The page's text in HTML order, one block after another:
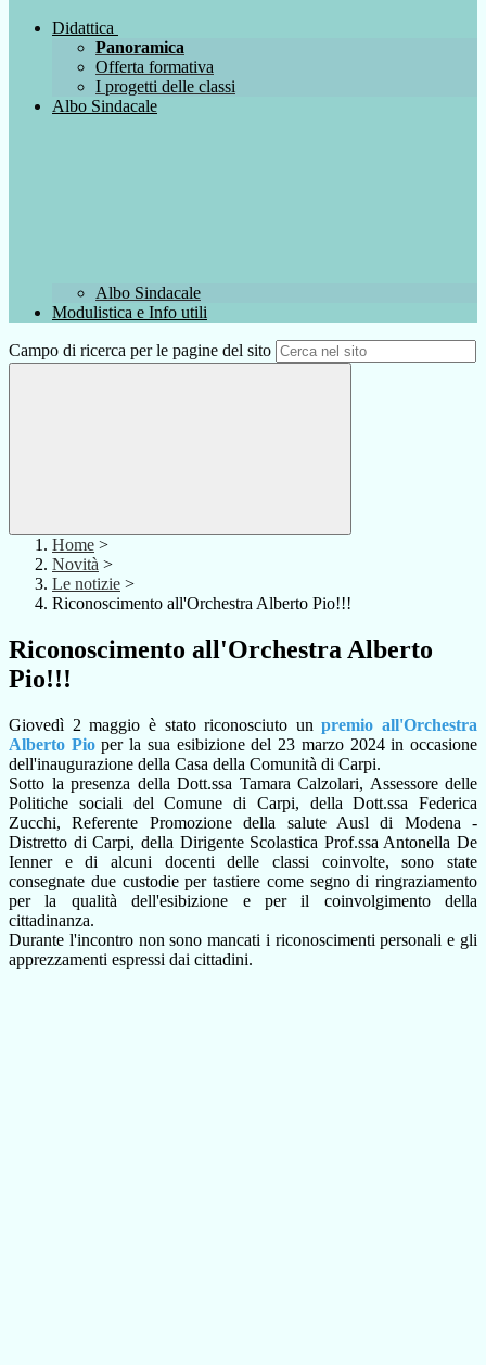
Didattica
Panoramica
Offerta formativa
I progetti delle classi
Albo Sindacale
Albo Sindacale
Modulistica e Info utili
Campo di ricerca per le pagine del sito
Home >
Novità >
Le notizie >
Riconoscimento all'Orchestra Alberto Pio!!!
Riconoscimento all'Orchestra Alberto
Pio!!!
Giovedì 2 maggio è stato riconosciuto unpremio all'Orchestra
Alberto Pioper la sua esibizione del 23 marzo 2024 in occasione
dell'inaugurazione della Casa della Comunità di Carpi.
Sotto la presenza della Dott.ssa Tamara Calzolari, Assessore delle
Politiche sociali del Comune di Carpi, della Dott.ssa Federica
Zucchi, Referente Promozione della salute Ausl di Modena -
Distretto di Carpi, della Dirigente Scolastica Prof.ssa Antonella De
Ienner e di alcuni docenti delle classi coinvolte, sono state
consegnate due custodie per tastiere come segno di ringraziamento
per la qualità dell'esibizione e per il coinvolgimento della
cittadinanza.
Durante l'incontro non sono mancati i riconoscimenti personali e gli
apprezzamenti espressi dai cittadini.